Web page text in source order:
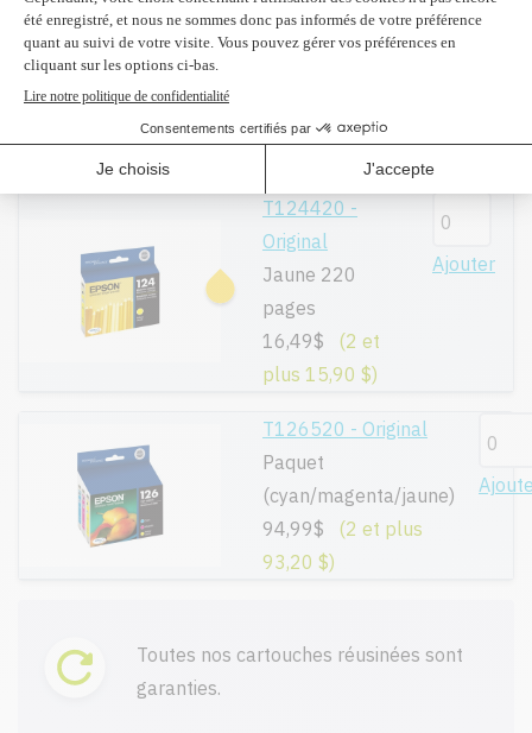
Original
Jaune 480
31,49$ (2 et
Ajouter
T124420 -
Original
Jaune 220
pages
16,49$
(2 et
plus 15,90 $)
Ajouter
T126520 - Original
Paquet
(cyan/magenta/jaune)
94,99$
(2 et plus
93,20 $)
Toutes nos cartouches réusinées sont
garanties.